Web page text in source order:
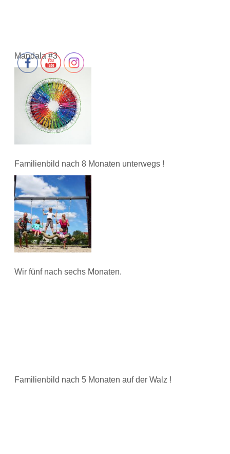
Mandala #3
Familienbild nach 8 Monaten unterwegs !
Wir fünf nach sechs Monaten.
Familienbild nach 5 Monaten auf der Walz !